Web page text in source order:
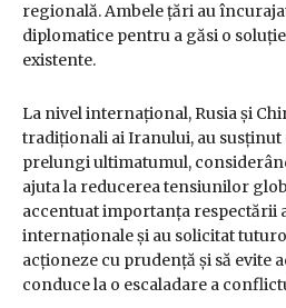
regională. Ambele țări au
diplomatice pentru a găsi o
existente.
La nivel internațional, Rusia și
tradiționali ai Iranului, au susținut
prelungi ultimatumul,
ajuta la reducerea tensiunilor
accentuat importanța respectării
internaționale și au solicitat
acționeze cu prudență și să evite
conduce la o escaladare a